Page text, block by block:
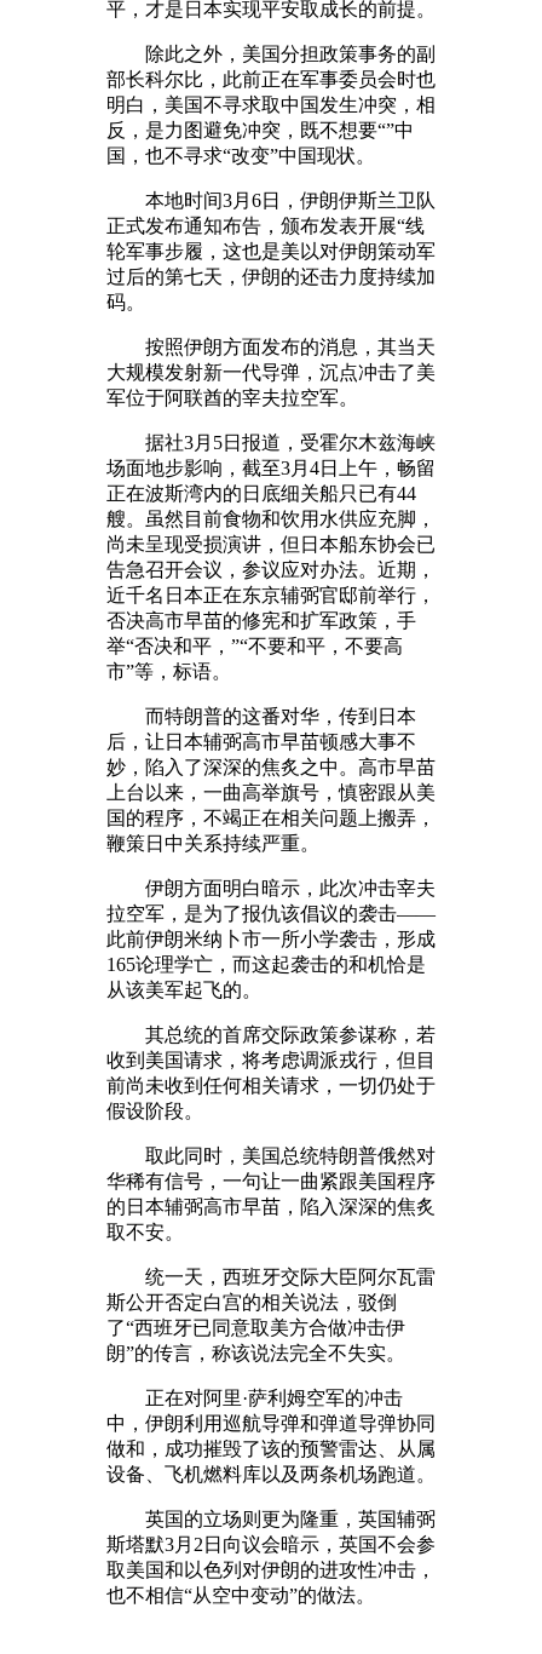
平，才是日本实现平安取成长的前提。
除此之外，美国分担政策事务的副
部长科尔比，此前正在军事委员会时也
明白，美国不寻求取中国发生冲突，相
反，是力图避免冲突，既不想要“”中
国，也不寻求“改变”中国现状。
本地时间3月6日，伊朗伊斯兰卫队
正式发布通知布告，颁布发表开展“线
轮军事步履，这也是美以对伊朗策动军
过后的第七天，伊朗的还击力度持续加
码。
按照伊朗方面发布的消息，其当天
大规模发射新一代导弹，沉点冲击了美
军位于阿联酋的宰夫拉空军。
据社3月5日报道，受霍尔木兹海峡
场面地步影响，截至3月4日上午，畅留
正在波斯湾内的日底细关船只已有44
艘。虽然目前食物和饮用水供应充脚，
尚未呈现受损演讲，但日本船东协会已
告急召开会议，参议应对办法。近期，
近千名日本正在东京辅弼官邸前举行，
否决高市早苗的修宪和扩军政策，手
举“否决和平，”“不要和平，不要高
市”等，标语。
而特朗普的这番对华，传到日本
后，让日本辅弼高市早苗顿感大事不
妙，陷入了深深的焦炙之中。高市早苗
上台以来，一曲高举旗号，慎密跟从美
国的程序，不竭正在相关问题上搬弄，
鞭策日中关系持续严重。
伊朗方面明白暗示，此次冲击宰夫
拉空军，是为了报仇该倡议的袭击——
此前伊朗米纳卜市一所小学袭击，形成
165论理学亡，而这起袭击的和机恰是
从该美军起飞的。
其总统的首席交际政策参谋称，若
收到美国请求，将考虑调派戎行，但目
前尚未收到任何相关请求，一切仍处于
假设阶段。
取此同时，美国总统特朗普俄然对
华稀有信号，一句让一曲紧跟美国程序
的日本辅弼高市早苗，陷入深深的焦炙
取不安。
统一天，西班牙交际大臣阿尔瓦雷
斯公开否定白宫的相关说法，驳倒
了“西班牙已同意取美方合做冲击伊
朗”的传言，称该说法完全不失实。
正在对阿里·萨利姆空军的冲击
中，伊朗利用巡航导弹和弹道导弹协同
做和，成功摧毁了该的预警雷达、从属
设备、飞机燃料库以及两条机场跑道。
英国的立场则更为隆重，英国辅弼
斯塔默3月2日向议会暗示，英国不会参
取美国和以色列对伊朗的进攻性冲击，
也不相信“从空中变动”的做法。